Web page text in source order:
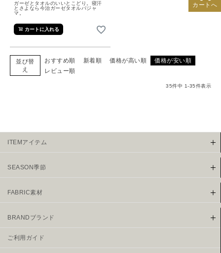
ガーゼとタオルのいいとこどり。寝汗
とさよなら今治ガーゼタオルパジャ
マ。
カートに入れる
並び替
え
おすすめ順 新着順 価格が高い順
価格が安い順
レビュー順
35件中 1-35件表示
カートへ
ITEMアイテム
SEASON季節
FABRIC素材
BRANDブランド
ご利用ガイド